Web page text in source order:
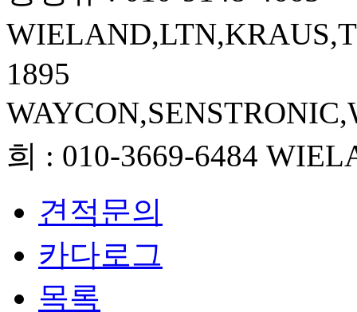
1895
희 : 010-3669-6484
견적문의
카다로그
목록